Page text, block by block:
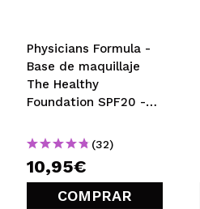
Physicians Formula -
Base de maquillaje
The Healthy
Foundation SPF20 -
(32)
10,95€
COMPRAR